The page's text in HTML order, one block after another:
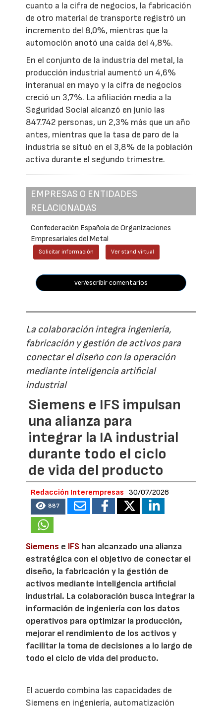
cuanto a la cifra de negocios, la fabricación
de otro material de transporte registró un
incremento del 8,0%, mientras que la
automoción anotó una caída del 4,8%.
En el conjunto de la industria del metal, la
producción industrial aumentó un 4,6%
interanual en mayo y la cifra de negocios
creció un 3,7%. La afiliación media a la
Seguridad Social alcanzó en junio las
847.742 personas, un 2,3% más que un año
antes, mientras que la tasa de paro de la
industria se situó en el 3,8% de la población
activa durante el segundo trimestre.
EMPRESAS O ENTIDADES
RELACIONADAS
Confederación Española de Organizaciones
Empresariales del Metal
Solicitar información Ver stand virtual
ver/escribir comentarios
La colaboración integra ingeniería,
fabricación y gestión de activos para
conectar el diseño con la operación
mediante inteligencia artificial
industrial
Siemens e IFS impulsan
una alianza para
integrar la IA industrial
durante todo el ciclo
de vida del producto
Redacción Interempresas 30/07/2026
887
Siemens e IFS han alcanzado una alianza
estratégica con el objetivo de conectar el
diseño, la fabricación y la gestión de
activos mediante inteligencia artificial
industrial. La colaboración busca integrar la
información de ingeniería con los datos
operativos para optimizar la producción,
mejorar el rendimiento de los activos y
facilitar la toma de decisiones a lo largo de
todo el ciclo de vida del producto.
El acuerdo combina las capacidades de
Siemens en ingeniería, automatización